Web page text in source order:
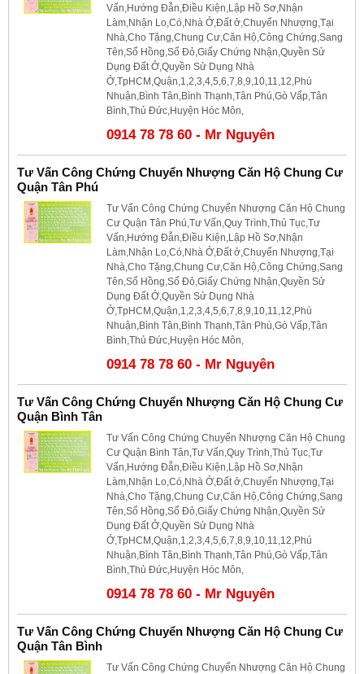
Vấn,Hướng Đẫn,Điều Kiện,Lập Hồ Sơ,Nhận
Làm,Nhận Lo,Có,Nhà Ở,Đất ở,Chuyển Nhượng,Tại
Nhà,Cho Tặng,Chung Cư,Căn Hộ,Công Chứng,Sang
Tên,Sổ Hồng,Sổ Đỏ,Giấy Chứng Nhận,Quyền Sử
Dụng Đất Ở,Quyền Sử Dụng Nhà
Ở,TpHCM,Quận,1,2,3,4,5,6,7,8,9,10,11,12,Phú
Nhuận,Bình Tân,Bình Thạnh,Tân Phú,Gò Vấp,Tân
Bình,Thủ Đức,Huyện Hóc Môn,
0914 78 78 60 - Mr Nguyên
Tư Vấn Công Chứng Chuyển Nhượng Căn Hộ Chung Cư
Quận Tân Phú
Tư Vấn Công Chứng Chuyển Nhượng Căn Hộ Chung
Cư Quận Tân Phú,Tư Vấn,Quy Trình,Thủ Tục,Tư
Vấn,Hướng Đẫn,Điều Kiện,Lập Hồ Sơ,Nhận
Làm,Nhận Lo,Có,Nhà Ở,Đất ở,Chuyển Nhượng,Tại
Nhà,Cho Tặng,Chung Cư,Căn Hộ,Công Chứng,Sang
Tên,Sổ Hồng,Sổ Đỏ,Giấy Chứng Nhận,Quyền Sử
Dụng Đất Ở,Quyền Sử Dụng Nhà
Ở,TpHCM,Quận,1,2,3,4,5,6,7,8,9,10,11,12,Phú
Nhuận,Bình Tân,Bình Thạnh,Tân Phú,Gò Vấp,Tân
Bình,Thủ Đức,Huyện Hóc Môn,
0914 78 78 60 - Mr Nguyên
Tư Vấn Công Chứng Chuyển Nhượng Căn Hộ Chung Cư
Quận Bình Tân
Tư Vấn Công Chứng Chuyển Nhượng Căn Hộ Chung
Cư Quận Bình Tân,Tư Vấn,Quy Trình,Thủ Tục,Tư
Vấn,Hướng Đẫn,Điều Kiện,Lập Hồ Sơ,Nhận
Làm,Nhận Lo,Có,Nhà Ở,Đất ở,Chuyển Nhượng,Tại
Nhà,Cho Tặng,Chung Cư,Căn Hộ,Công Chứng,Sang
Tên,Sổ Hồng,Sổ Đỏ,Giấy Chứng Nhận,Quyền Sử
Dụng Đất Ở,Quyền Sử Dụng Nhà
Ở,TpHCM,Quận,1,2,3,4,5,6,7,8,9,10,11,12,Phú
Nhuận,Bình Tân,Bình Thạnh,Tân Phú,Gò Vấp,Tân
Bình,Thủ Đức,Huyện Hóc Môn,
0914 78 78 60 - Mr Nguyên
Tư Vấn Công Chứng Chuyển Nhượng Căn Hộ Chung Cư
Quận Tân Bình
Tư Vấn Công Chứng Chuyển Nhượng Căn Hộ Chung